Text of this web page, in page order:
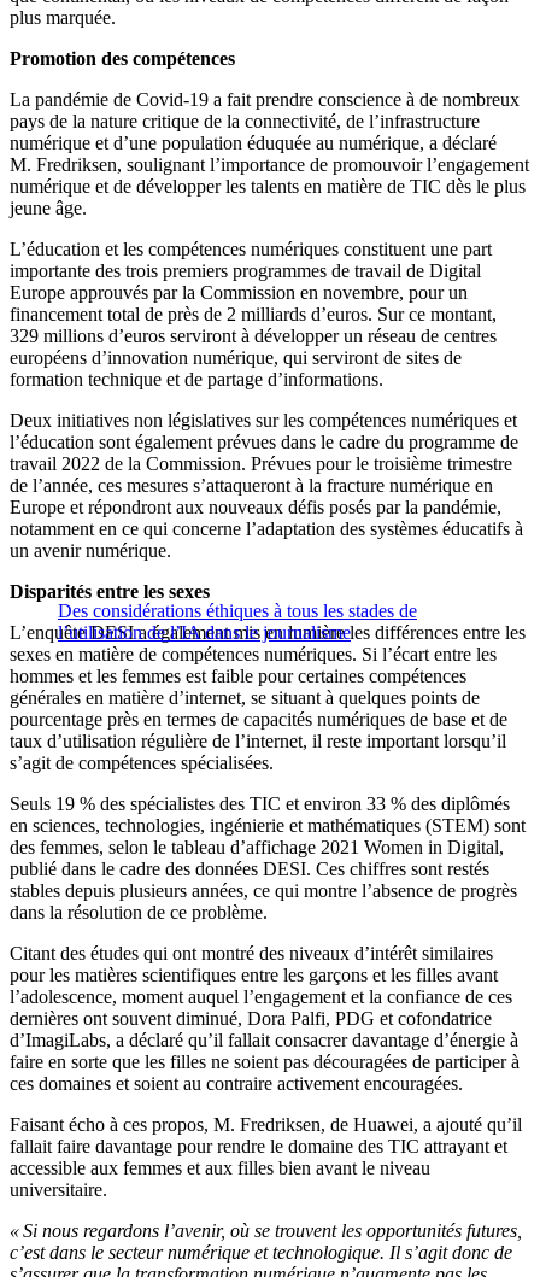
plus marquée.
Promotion des compétences
La pandémie de Covid-19 a fait prendre conscience à de nombreux
pays de la nature critique de la connectivité, de l’infrastructure
numérique et d’une population éduquée au numérique, a déclaré
M. Fredriksen, soulignant l’importance de promouvoir l’engagement
numérique et de développer les talents en matière de TIC dès le plus
jeune âge.
L’éducation et les compétences numériques constituent une part
importante des trois premiers programmes de travail de Digital
Europe approuvés par la Commission en novembre, pour un
financement total de près de 2 milliards d’euros. Sur ce montant,
329 millions d’euros serviront à développer un réseau de centres
européens d’innovation numérique, qui serviront de sites de
formation technique et de partage d’informations.
Deux initiatives non législatives sur les compétences numériques et
l’éducation sont également prévues dans le cadre du programme de
travail 2022 de la Commission. Prévues pour le troisième trimestre
de l’année, ces mesures s’attaqueront à la fracture numérique en
Europe et répondront aux nouveaux défis posés par la pandémie,
notamment en ce qui concerne l’adaptation des systèmes éducatifs à
un avenir numérique.
Des considérations éthiques à tous les stades de
l’utilisation de l’IA dans le journalisme
Disparités entre les sexes
L’enquête DESI a également mis en lumière les différences entre les
sexes en matière de compétences numériques. Si l’écart entre les
hommes et les femmes est faible pour certaines compétences
générales en matière d’internet, se situant à quelques points de
pourcentage près en termes de capacités numériques de base et de
taux d’utilisation régulière de l’internet, il reste important lorsqu’il
s’agit de compétences spécialisées.
Seuls 19 % des spécialistes des TIC et environ 33 % des diplômés
en sciences, technologies, ingénierie et mathématiques (STEM) sont
des femmes, selon le tableau d’affichage 2021 Women in Digital,
publié dans le cadre des données DESI. Ces chiffres sont restés
stables depuis plusieurs années, ce qui montre l’absence de progrès
dans la résolution de ce problème.
Citant des études qui ont montré des niveaux d’intérêt similaires
pour les matières scientifiques entre les garçons et les filles avant
l’adolescence, moment auquel l’engagement et la confiance de ces
dernières ont souvent diminué, Dora Palfi, PDG et cofondatrice
d’ImagiLabs, a déclaré qu’il fallait consacrer davantage d’énergie à
faire en sorte que les filles ne soient pas découragées de participer à
ces domaines et soient au contraire activement encouragées.
Faisant écho à ces propos, M. Fredriksen, de Huawei, a ajouté qu’il
fallait faire davantage pour rendre le domaine des TIC attrayant et
accessible aux femmes et aux filles bien avant le niveau
universitaire.
« Si nous regardons l’avenir, où se trouvent les opportunités futures,
c’est dans le secteur numérique et technologique. Il s’agit donc de